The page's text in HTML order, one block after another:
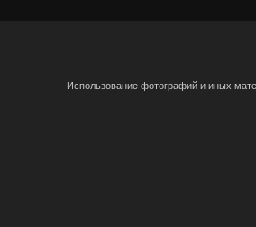
Использование фотографий и иных